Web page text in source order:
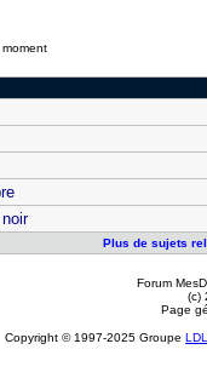
Plus de sujets
Forum
(c)
Page
Copyright © 1997-2025 Groupe